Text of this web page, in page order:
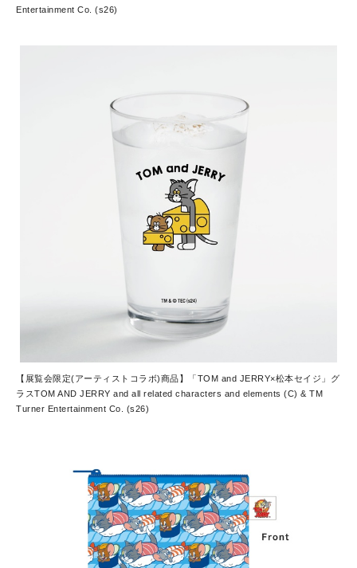
Entertainment Co. (s26)
【展覧会限定(アーティストコラボ)商品】「TOM and JERRY×松本セイジ」グ
ラスTOM AND JERRY and all related characters and elements (C) & TM
Turner Entertainment Co. (s26)